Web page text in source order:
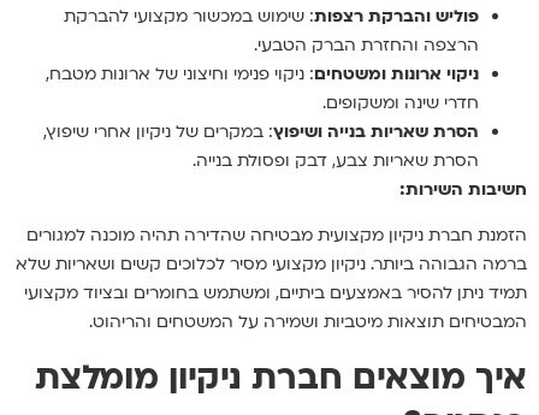
פוליש והברקת רצפות: שימוש במכשור מקצועי להברקת
הרצפה והחזרת הברק הטבעי.
ניקוי ארונות ומשטחים: ניקוי פנימי וחיצוני של ארונות מטבח,
חדרי שינה ומשקופים.
הסרת שאריות בנייה ושיפוץ: במקרים של ניקיון אחרי שיפוץ,
הסרת שאריות צבע, דבק ופסולת בנייה.
חשיבות השירות:
הזמנת חברת ניקיון מקצועית מבטיחה שהדירה תהיה מוכנה למגורים
ברמה הגבוהה ביותר. ניקיון מקצועי מסיר לכלוכים קשים ושאריות שלא
תמיד ניתן להסיר באמצעים ביתיים, ומשתמש בחומרים ובציוד מקצועי
המבטיחים תוצאות מיטביות ושמירה על המשטחים והריהוט.
איך מוצאים חברת ניקיון מומלצת